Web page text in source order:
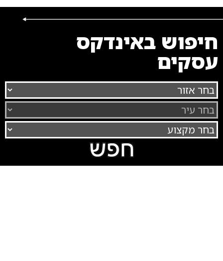
חיפוש באינדקס
עסקים